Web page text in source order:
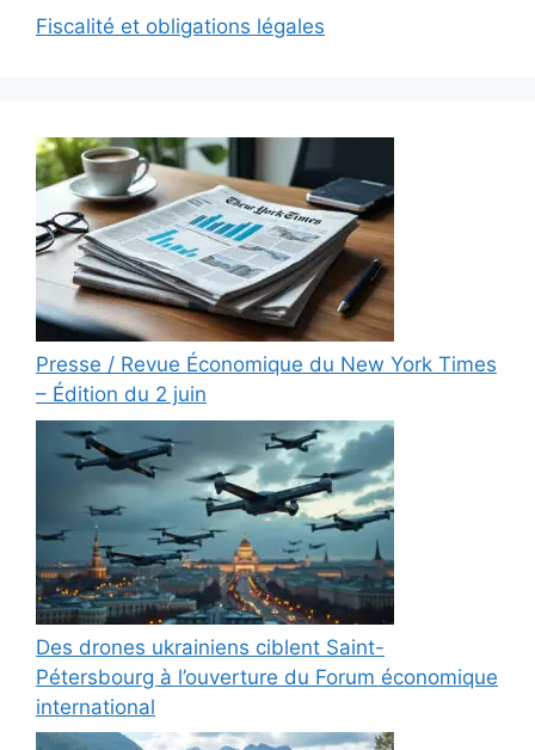
Fiscalité et obligations légales
Presse / Revue Économique du New York Times
– Édition du 2 juin
Des drones ukrainiens ciblent Saint-
Pétersbourg à l’ouverture du Forum économique
international